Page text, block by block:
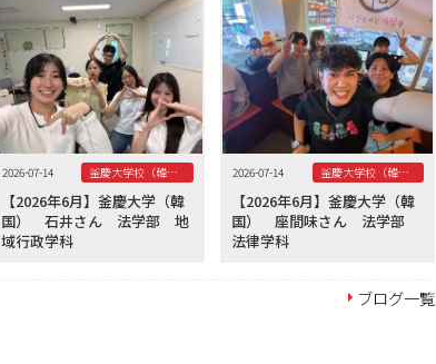
2026-07-14 釜慶大学校（韓国）
【2026年6月】釜慶大学（韓
国） 石井さん 法学部 地
域行政学科
2026-07-14 釜慶大学校（韓国）
【2026年6月】釜慶大学（韓
国） 座間味さん 法学部
法律学科
ブログ一覧